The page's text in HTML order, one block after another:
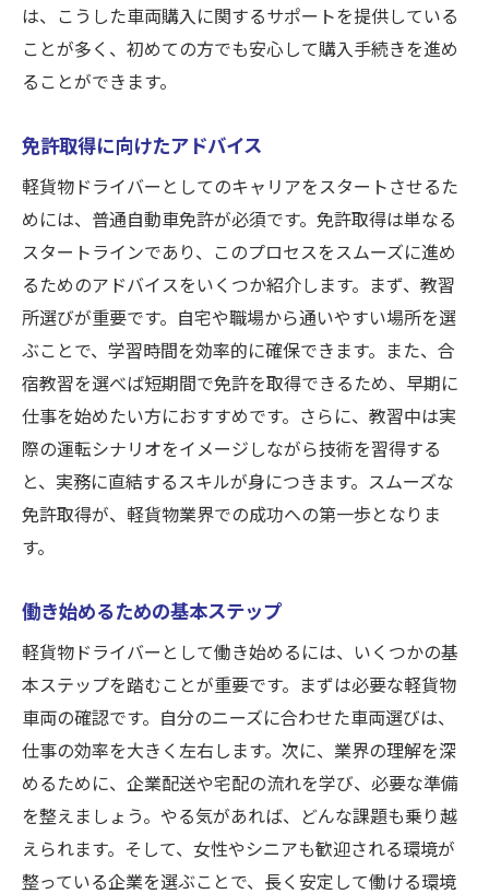
は、こうした車両購入に関するサポートを提供している
ことが多く、初めての方でも安心して購入手続きを進め
ることができます。
免許取得に向けたアドバイス
軽貨物ドライバーとしてのキャリアをスタートさせるた
めには、普通自動車免許が必須です。免許取得は単なる
スタートラインであり、このプロセスをスムーズに進め
るためのアドバイスをいくつか紹介します。まず、教習
所選びが重要です。自宅や職場から通いやすい場所を選
ぶことで、学習時間を効率的に確保できます。また、合
宿教習を選べば短期間で免許を取得できるため、早期に
仕事を始めたい方におすすめです。さらに、教習中は実
際の運転シナリオをイメージしながら技術を習得する
と、実務に直結するスキルが身につきます。スムーズな
免許取得が、軽貨物業界での成功への第一歩となりま
す。
働き始めるための基本ステップ
軽貨物ドライバーとして働き始めるには、いくつかの基
本ステップを踏むことが重要です。まずは必要な軽貨物
車両の確認です。自分のニーズに合わせた車両選びは、
仕事の効率を大きく左右します。次に、業界の理解を深
めるために、企業配送や宅配の流れを学び、必要な準備
を整えましょう。やる気があれば、どんな課題も乗り越
えられます。そして、女性やシニアも歓迎される環境が
整っている企業を選ぶことで、長く安定して働ける環境